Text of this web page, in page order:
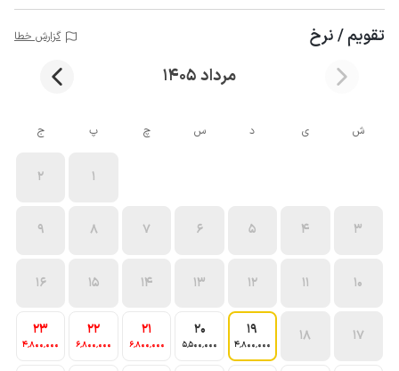
تقویم / نرخ گزارش خطا
مرداد 1405
ش ی د س چ پ ج
1
2
3
4
5
6
7
8
9
10
11
12
13
14
15
16
17
18
19
4٬800٬000
20
5٬500٬000
21
6٬800٬000
22
6٬800٬000
23
4٬800٬000